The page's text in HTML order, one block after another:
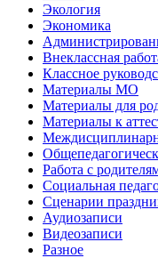
Экология
Экономика
Внеклассная
Классное
Материалы МО
Материалы для
Материалы к
Работа с
Социальная
Сценарии
Аудиозаписи
Видеозаписи
Разное